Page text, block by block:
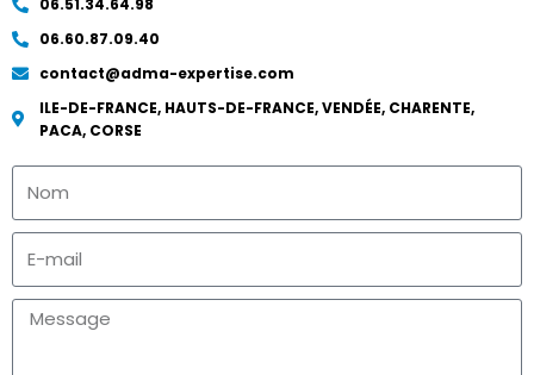
06.51.34.64.98
06.60.87.09.40
contact@adma-expertise.com
ILE-DE-FRANCE, HAUTS-DE-FRANCE, VENDÉE, CHARENTE,
PACA, CORSE